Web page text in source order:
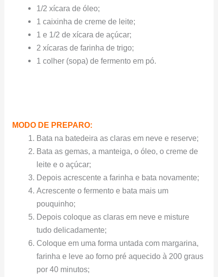
1/2 xícara de óleo;
1 caixinha de creme de leite;
1 e 1/2 de xícara de açúcar;
2 xícaras de farinha de trigo;
1 colher (sopa) de fermento em pó.
MODO DE PREPARO:
Bata na batedeira as claras em neve e reserve;
Bata as gemas, a manteiga, o óleo, o creme de
leite e o açúcar;
Depois acrescente a farinha e bata novamente;
Acrescente o fermento e bata mais um
pouquinho;
Depois coloque as claras em neve e misture
tudo delicadamente;
Coloque em uma forma untada com margarina,
farinha e leve ao forno pré aquecido à 200 graus
por 40 minutos;